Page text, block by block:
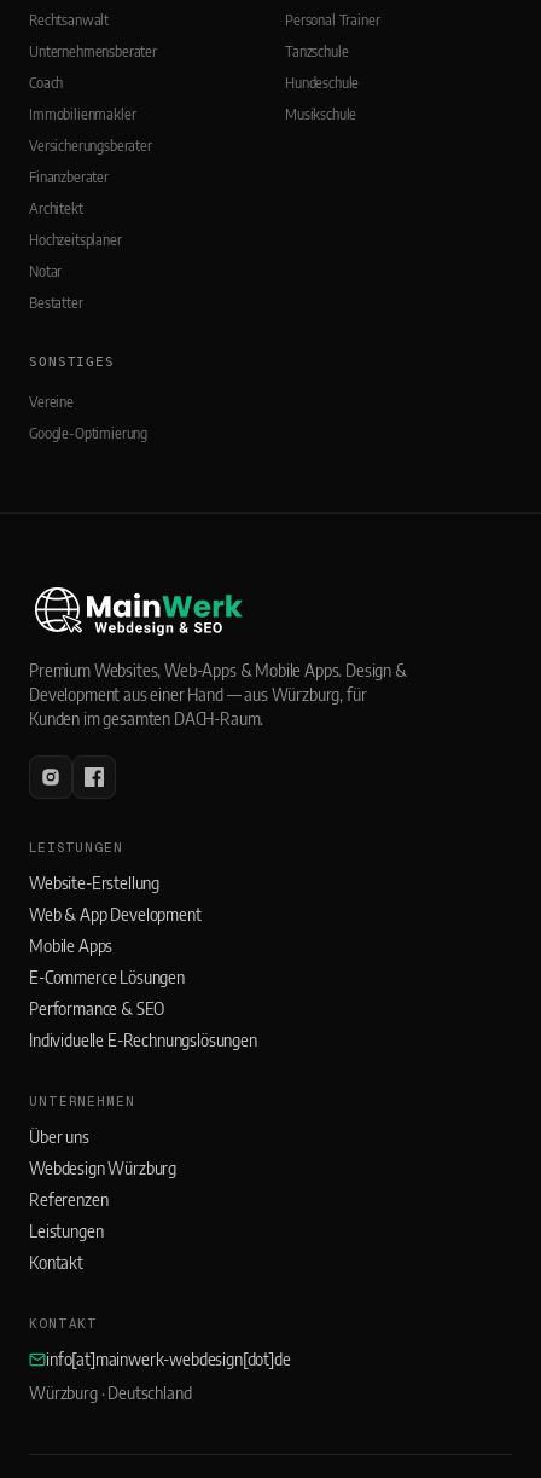
Rechtsanwalt
Unternehmensberater
Coach
Immobilienmakler
Versicherungsberater
Finanzberater
Architekt
Hochzeitsplaner
Notar
Bestatter
Personal Trainer
Tanzschule
Hundeschule
Musikschule
SONSTIGES
Vereine
Google-Optimierung
Premium Websites, Web-Apps & Mobile Apps. Design &
Development aus einer Hand — aus Würzburg, für
Kunden im gesamten DACH-Raum.
LEISTUNGEN
Website-Erstellung
Web & App Development
Mobile Apps
E-Commerce Lösungen
Performance & SEO
Individuelle E-Rechnungslösungen
UNTERNEHMEN
Über uns
Webdesign Würzburg
Referenzen
Leistungen
Kontakt
KONTAKT
info[at]mainwerk-webdesign[dot]de
Würzburg · Deutschland